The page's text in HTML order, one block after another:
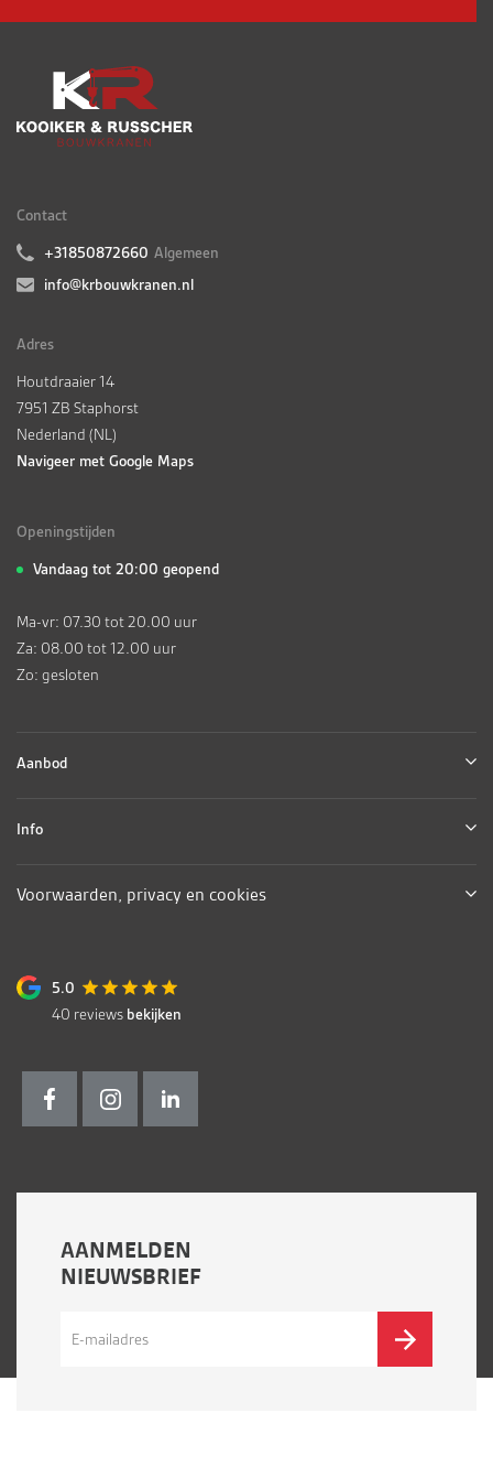
AANMELDEN
NIEUWSBRIEF
Contact
+31850872660 Algemeen
info@krbouwkranen.nl
Adres
Houtdraaier 14
7951 ZB Staphorst
Nederland (NL)
Navigeer met Google Maps
Openingstijden
Vandaag tot 20:00 geopend
Ma-vr: 07.30 tot 20.00 uur
Za: 08.00 tot 12.00 uur
Zo: gesloten
Aanbod
Info
5.0
40 reviews bekijken
Voorwaarden, privacy en cookies